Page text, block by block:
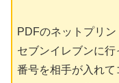
PDFのネットプリン
セブンイレブンに
番号を相手が入れて